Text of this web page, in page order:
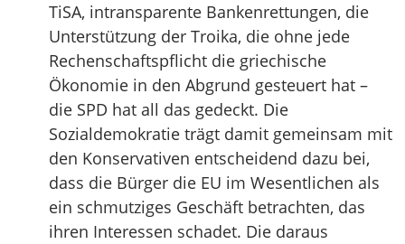
TiSA, intransparente Bankenrettungen, die
Unterstützung der Troika, die ohne jede
Rechenschaftspflicht die griechische
Ökonomie in den Abgrund gesteuert hat –
die SPD hat all das gedeckt. Die
Sozialdemokratie trägt damit gemeinsam mit
den Konservativen entscheidend dazu bei,
dass die Bürger die EU im Wesentlichen als
ein schmutziges Geschäft betrachten, das
ihren Interessen schadet. Die daraus